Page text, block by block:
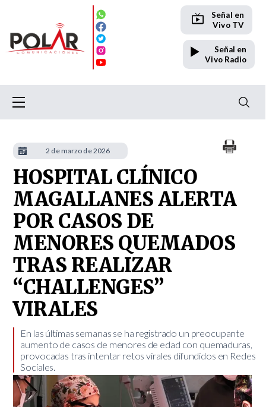
Señal en
Vivo TV
Señal en
Vivo Radio
HOSPITAL CLÍNICO
MAGALLANES ALERTA
POR CASOS DE
MENORES QUEMADOS
TRAS REALIZAR
“CHALLENGES”
VIRALES
​En las últimas semanas se ha registrado un preocupante
aumento de casos de menores de edad con quemaduras,
provocadas tras intentar retos virales difundidos en Redes
Sociales.
2 de marzo de 2026